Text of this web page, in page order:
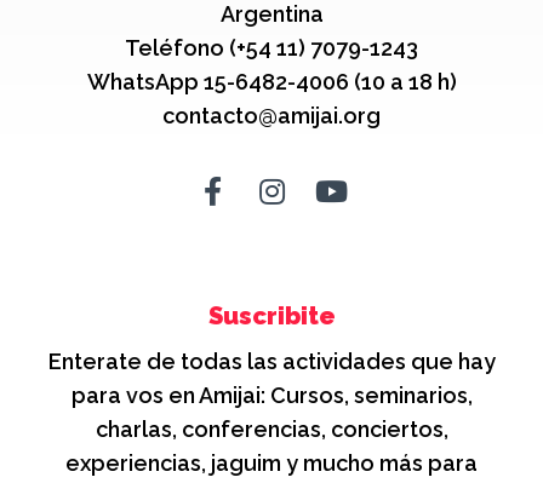
Argentina
Teléfono (+54 11) 7079-1243
WhatsApp 15-6482-4006 (10 a 18 h)
contacto@amijai.org
Suscribite
Enterate de todas las actividades que hay
para vos en Amijai: Cursos, seminarios,
charlas, conferencias, conciertos,
experiencias, jaguim y mucho más para